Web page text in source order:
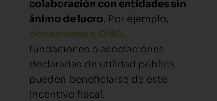
colaboración con entidades sin
ánimo de lucro. Por ejemplo,
donaciones a ONG,
fundaciones o asociaciones
declaradas de utilidad pública
pueden beneficiarse de este
incentivo fiscal.